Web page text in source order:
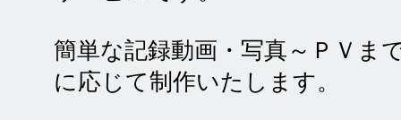
簡単な記録動画・写真～ＰＶま
に応じて制作いたします。